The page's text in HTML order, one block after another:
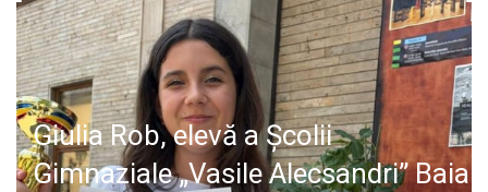
SPORT
SPECIAL
POLITIC
LIFE
Giulia Rob, elevă a Școlii
Gimnaziale „Vasile Alecsandri” Baia